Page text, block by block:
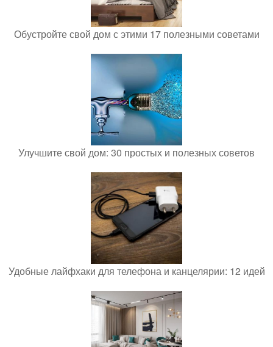
Обустройте свой дом с этими 17 полезными советами
Улучшите свой дом: 30 простых и полезных советов
Удобные лайфхаки для телефона и канцелярии: 12 идей